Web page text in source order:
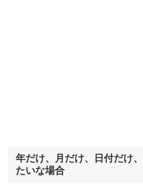
年だけ、月だけ、日付だけ
たいな場合